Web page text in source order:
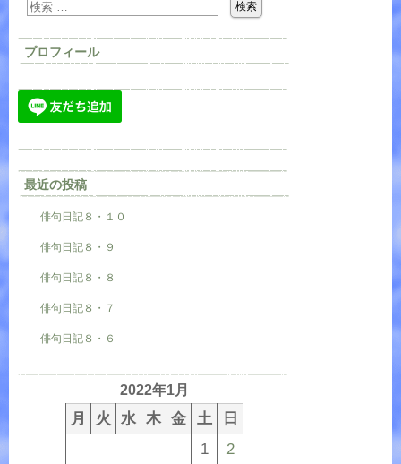
プロフィール
最近の投稿
俳句日記８・１０
俳句日記８・９
俳句日記８・８
俳句日記８・７
俳句日記８・６
2022年1月
月 火 水 木 金 土
日
1
2